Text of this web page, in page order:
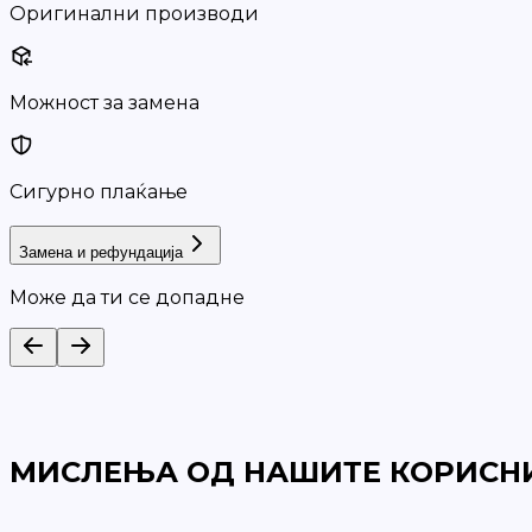
Оригинални производи
Можност за замена
Сигурно плаќање
Замена и рефундација
Може да ти се допадне
МИСЛЕЊА ОД НАШИТЕ